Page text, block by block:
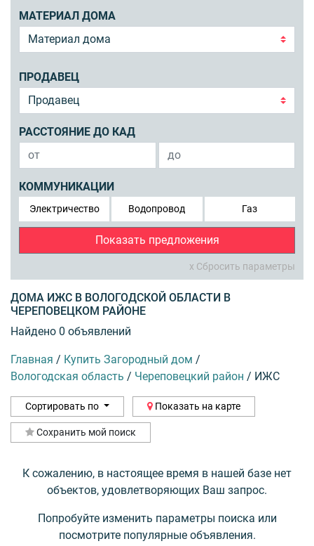
МАТЕРИАЛ ДОМА
ПРОДАВЕЦ
РАССТОЯНИЕ ДО КАД
КОММУНИКАЦИИ
Электричество Водопровод Газ
Показать предложения
x Сбросить параметры
ДОМА ИЖС В ВОЛОГОДСКОЙ ОБЛАСТИ В
ЧЕРЕПОВЕЦКОМ РАЙОНЕ
Найдено 0 объявлений
Главная / Купить Загородный дом /
Вологодская область / Череповецкий район / ИЖС
Сортировать по Показать на карте
Сохранить мой поиск
К сожалению, в настоящее время в нашей базе нет
объектов, удовлетворяющих Ваш запрос.
Попробуйте изменить параметры поиска или
посмотрите популярные объявления.